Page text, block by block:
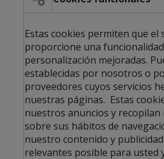
Estas cookies permiten que el
proporcione una
personalización mejoradas.
establecidas por nosotros o
proveedores cuyos servicios
nuestras páginas. Estas
nuestros anuncios y
sobre sus hábitos de
nuestro contenido y
relevantes posible para usted